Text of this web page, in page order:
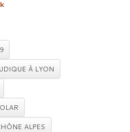
À LYON
ALPES